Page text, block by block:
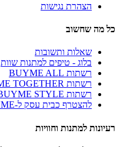
הצהרת נגישות
כל מה שחשוב
שאלות ותשובות
בלוג - טיפים למתנות שוות
רשתות BUYME ALL
רשתות BUYME TOGETHER
רשתות BUYME STYLE
להצטרף כבית עסק ל-BUYME
רעיונות למתנות וחוויות